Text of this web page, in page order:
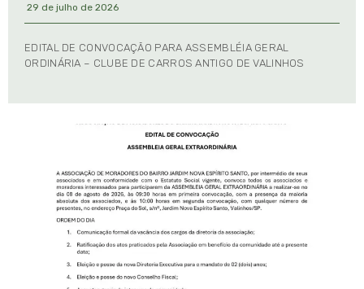
29 de julho de 2026
EDITAL DE CONVOCAÇÃO PARA ASSEMBLÉIA GERAL
ORDINÁRIA – CLUBE DE CARROS ANTIGO DE VALINHOS